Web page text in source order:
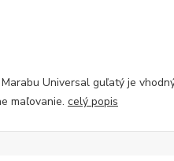
Universal guľatý je
maľovanie. celý popis